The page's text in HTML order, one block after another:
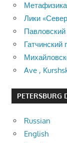
Лики
Гатчинский
Ave ,
PETERSBURG
Russian
English